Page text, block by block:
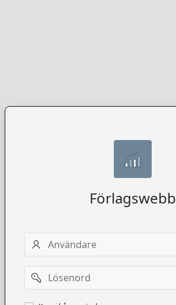
Förlagswebb
Användarnamn
Lösenord